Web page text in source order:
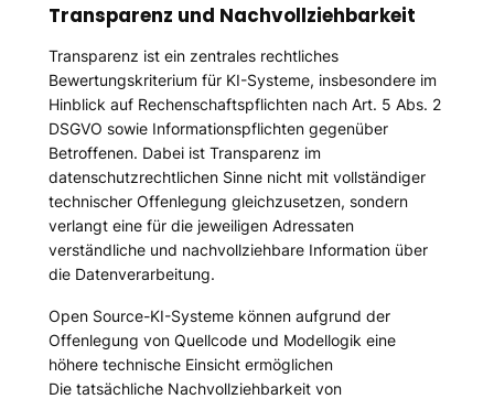
Transparenz und Nachvollziehbarkeit
Transparenz ist ein zentrales rechtliches
Bewertungskriterium für KI-Systeme, insbesondere im
Hinblick auf Rechenschaftspflichten nach Art. 5 Abs. 2
DSGVO sowie Informationspflichten gegenüber
Betroffenen. Dabei ist Transparenz im
datenschutzrechtlichen Sinne nicht mit vollständiger
technischer Offenlegung gleichzusetzen, sondern
verlangt eine für die jeweiligen Adressaten
verständliche und nachvollziehbare Information über
die Datenverarbeitung.
Open Source-KI-Systeme können aufgrund der
Offenlegung von Quellcode und Modellogik eine
höhere technische Einsicht ermöglichen
Die tatsächliche Nachvollziehbarkeit von